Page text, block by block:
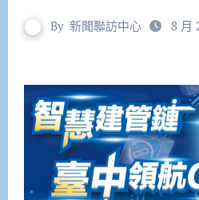
By 新聞聯訪中心 8 月